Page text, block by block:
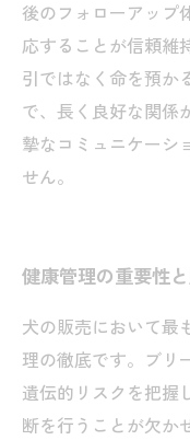
後のフォローアップ
応することが信頼維
引ではなく命を預か
で、長く良好な関係
摯なコミュニケーシ
せん。
健康管理の重要性
犬の販売において最
理の徹底です。ブリ
遺伝的リスクを把握
断を行うことが欠か